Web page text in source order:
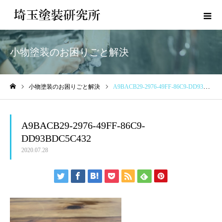
小物塗装のお困りごと解決
小物塗装のお困りごと解決 A9BACB29-2976-49FF-86C9-DD93BDC5C432
A9BACB29-2976-49FF-86C9-
DD93BDC5C432
2020.07.28